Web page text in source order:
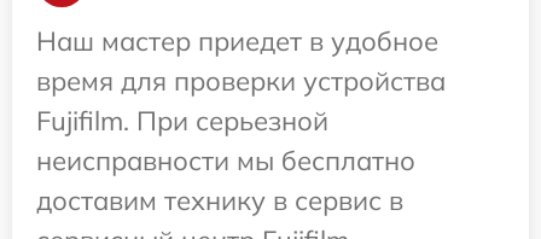
Наш мастер приедет в удобное
время для проверки устройства
Fujifilm. При серьезной
неисправности мы бесплатно
доставим технику в сервис в